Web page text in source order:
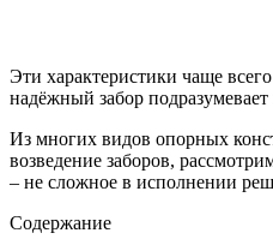
Эти характеристики чаще
надёжный забор
Из многих видов опорных
возведение заборов,
– не сложное в исполнении
Содержание